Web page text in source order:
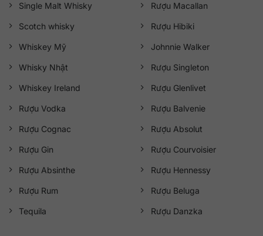
Single Malt Whisky
Scotch whisky
Whiskey Mỹ
Whisky Nhật
Whiskey Ireland
Rượu Vodka
Rượu Cognac
Rượu Gin
Rượu Absinthe
Rượu Rum
Tequila
Rượu Macallan
Rượu Hibiki
Johnnie Walker
Rượu Singleton
Rượu Glenlivet
Rượu Balvenie
Rượu Absolut
Rượu Courvoisier
Rượu Hennessy
Rượu Beluga
Rượu Danzka